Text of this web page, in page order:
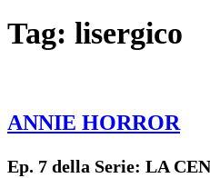
Tag: lisergico
ANNIE HORROR
Ep. 7 della Serie: LA